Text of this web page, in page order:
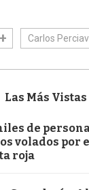
Carlos
Las Más Vistas
de
volados por
roja